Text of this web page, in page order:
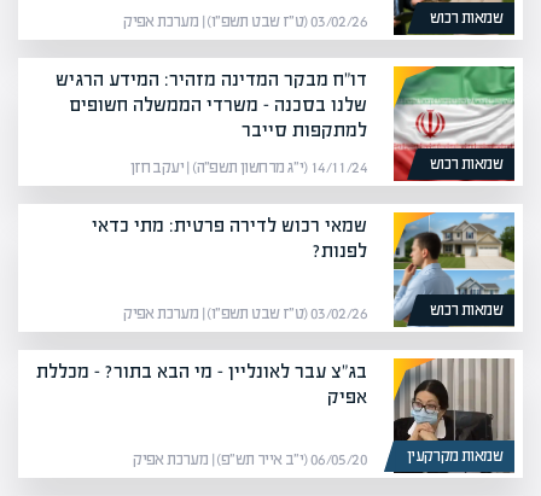
שמאות רכוש 03/02/26 (ט״ז שבט תשפ״ו) | מערכת אפיק
שמאות רכוש
דו"ח מבקר המדינה מזהיר: המידע הרגיש
שלנו בסכנה – משרדי הממשלה חשופים
למתקפות סייבר
14/11/24 (י״ג מרחשון תשפ״ה) | יעקב חזן
שמאות רכוש
שמאי רכוש לדירה פרטית: מתי כדאי
לפנות?
03/02/26 (ט״ז שבט תשפ״ו) | מערכת אפיק
שמאות מקרקעין
בג"צ עבר לאונליין – מי הבא בתור? – מכללת
אפיק
06/05/20 (י״ב אייר תש״פ) | מערכת אפיק